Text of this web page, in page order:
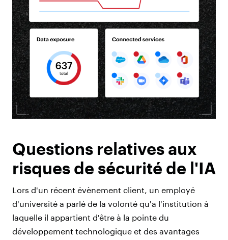
Questions relatives aux
risques de sécurité de l'IA
Lors d'un récent évènement client, un employé
d'université a parlé de la volonté qu'a l'institution à
laquelle il appartient d'être à la pointe du
développement technologique et des avantages